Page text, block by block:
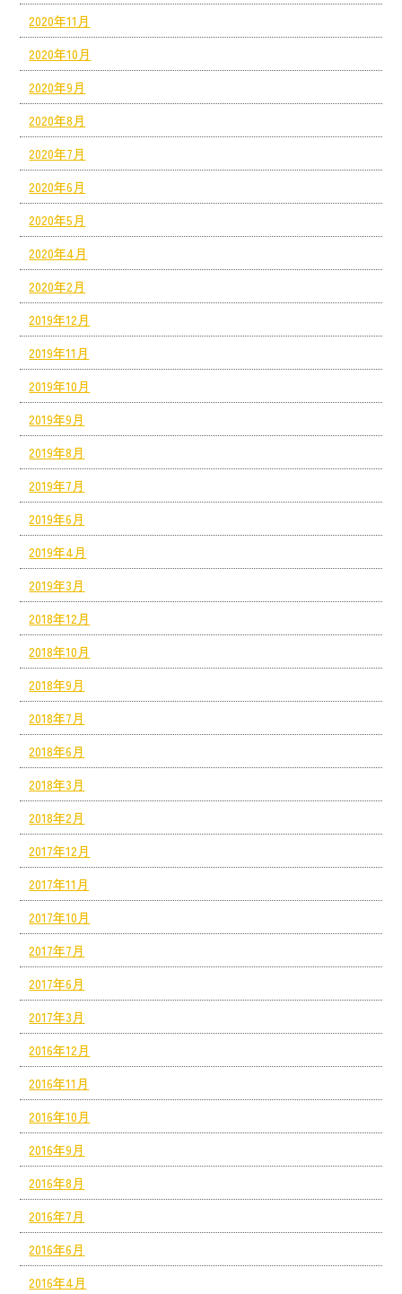
2020年11月
2020年10月
2020年9月
2020年8月
2020年7月
2020年6月
2020年5月
2020年4月
2020年2月
2019年12月
2019年11月
2019年10月
2019年9月
2019年8月
2019年7月
2019年6月
2019年4月
2019年3月
2018年12月
2018年10月
2018年9月
2018年7月
2018年6月
2018年3月
2018年2月
2017年12月
2017年11月
2017年10月
2017年7月
2017年6月
2017年3月
2016年12月
2016年11月
2016年10月
2016年9月
2016年8月
2016年7月
2016年6月
2016年4月